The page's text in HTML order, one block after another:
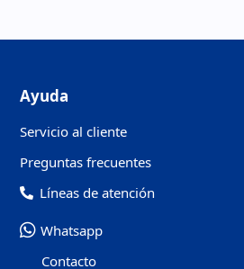
Ayuda
Servicio al cliente
Preguntas frecuentes
Líneas de atención
Whatsapp
Contacto